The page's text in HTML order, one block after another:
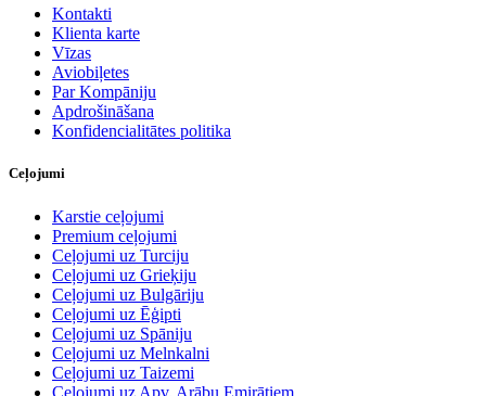
Kontakti
Klienta karte
Vīzas
Aviobiļetes
Par Kompāniju
Apdrošināšana
Konfidencialitātes politika
Ceļojumi
Karstie ceļojumi
Premium ceļojumi
Ceļojumi uz Turciju
Ceļojumi uz Grieķiju
Ceļojumi uz Bulgāriju
Ceļojumi uz Ēģipti
Ceļojumi uz Spāniju
Ceļojumi uz Melnkalni
Ceļojumi uz Taizemi
Ceļojumi uz Apv. Arābu Emirātiem